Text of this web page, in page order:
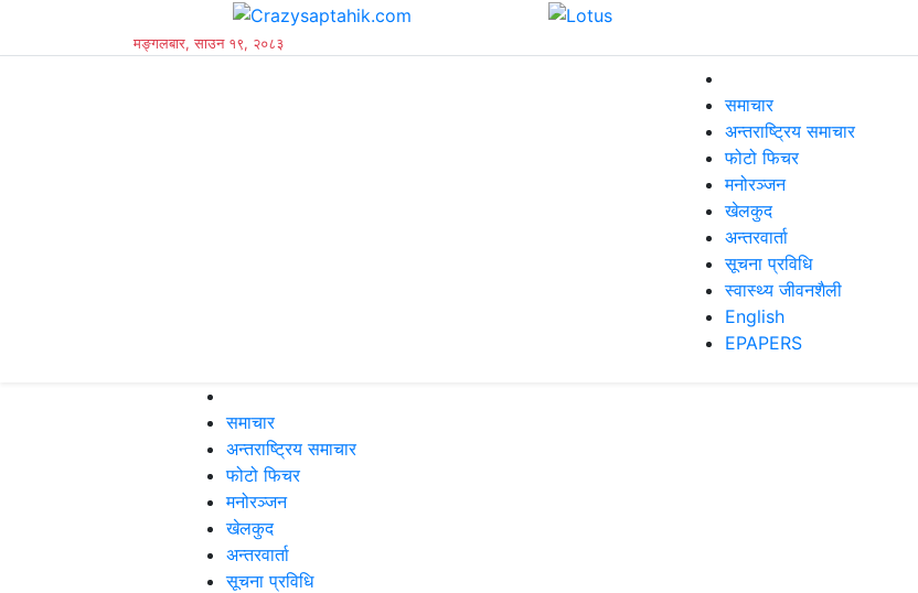
मङ्गलबार, साउन १९, २०८३
समाचार
अन्तराष्ट्रिय समाचार
फोटो फिचर
मनोरञ्जन
खेलकुद
अन्तरवार्ता
सूचना प्रविधि
स्वास्थ्य जीवनशैली
English
EPAPERS
समाचार
अन्तराष्ट्रिय समाचार
फोटो फिचर
मनोरञ्जन
खेलकुद
अन्तरवार्ता
सूचना प्रविधि